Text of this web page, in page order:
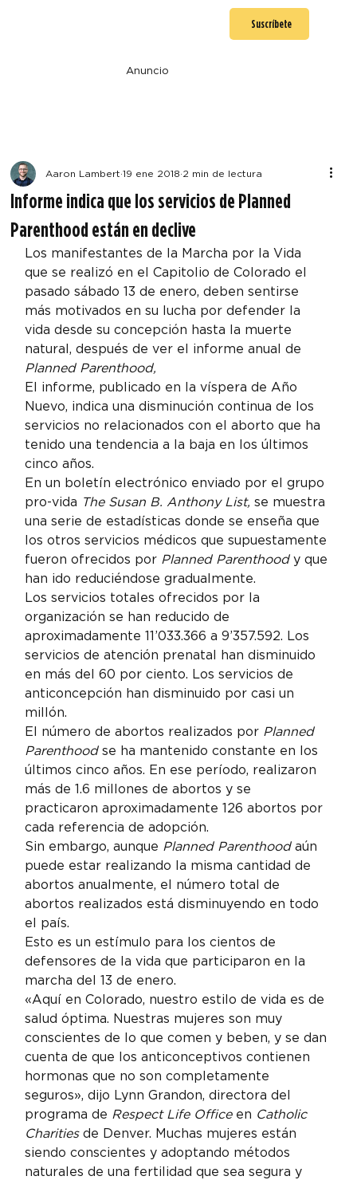
Suscríbete
Anuncio
Informe indica que los servicios de Planned
Parenthood están en declive
Aaron Lambert 19 ene 2018 2 min de lectura
Los manifestantes de la Marcha por la Vida
que se realizó en el Capitolio de Colorado el
pasado sábado 13 de enero, deben sentirse
más motivados en su lucha por defender la
vida desde su concepción hasta la muerte
natural, después de ver el informe anual de
Planned Parenthood,
El informe, publicado en la víspera de Año
Nuevo, indica una disminución continua de los
servicios no relacionados con el aborto que ha
tenido una tendencia a la baja en los últimos
cinco años.
En un boletín electrónico enviado por el grupo
pro-vida The Susan B. Anthony List, se muestra
una serie de estadísticas donde se enseña que
los otros servicios médicos que supuestamente
fueron ofrecidos por Planned Parenthood y que
han ido reduciéndose gradualmente.
Los servicios totales ofrecidos por la
organización se han reducido de
aproximadamente 11’033.366 a 9’357.592. Los
servicios de atención prenatal han disminuido
en más del 60 por ciento. Los servicios de
anticoncepción han disminuido por casi un
millón.
El número de abortos realizados por Planned
Parenthood se ha mantenido constante en los
últimos cinco años. En ese período, realizaron
más de 1.6 millones de abortos y se
practicaron aproximadamente 126 abortos por
cada referencia de adopción.
Sin embargo, aunque Planned Parenthood aún
puede estar realizando la misma cantidad de
abortos anualmente, el número total de
abortos realizados está disminuyendo en todo
el país.
Esto es un estímulo para los cientos de
defensores de la vida que participaron en la
marcha del 13 de enero.
«Aquí en Colorado, nuestro estilo de vida es de
salud óptima. Nuestras mujeres son muy
conscientes de lo que comen y beben, y se dan
cuenta de que los anticonceptivos contienen
hormonas que no son completamente
seguros», dijo Lynn Grandon, directora del
programa de Respect Life Office en Catholic
Charities de Denver. Muchas mujeres están
siendo conscientes y adoptando métodos
naturales de una fertilidad que sea segura y